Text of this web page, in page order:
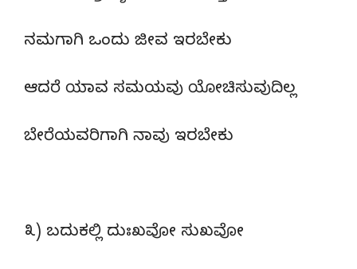
ನಮಗಾಗಿ ಒಂದು ಜೀವ ಇರಬೇಕು
ಆದರೆ ಯಾವ ಸಮಯವು ಯೋಚಿಸುವುದಿಲ್ಲ
ಬೇರೆಯವರಿಗಾಗಿ ನಾವು ಇರಬೇಕು
೩) ಬದುಕಲ್ಲಿ ದುಃಖವೋ ಸುಖವೋ